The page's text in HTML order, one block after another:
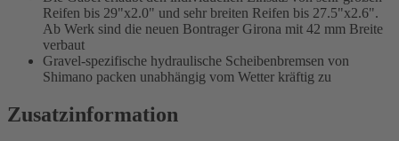
Reifen bis 29"x2.0" und sehr breiten Reifen bis 27.5"x2.6".
Ab Werk sind die neuen Bontrager Girona mit 42 mm Breite
verbaut
Gravel-spezifische hydraulische Scheibenbremsen von
Shimano packen unabhängig vom Wetter kräftig zu
Zusatzinformation